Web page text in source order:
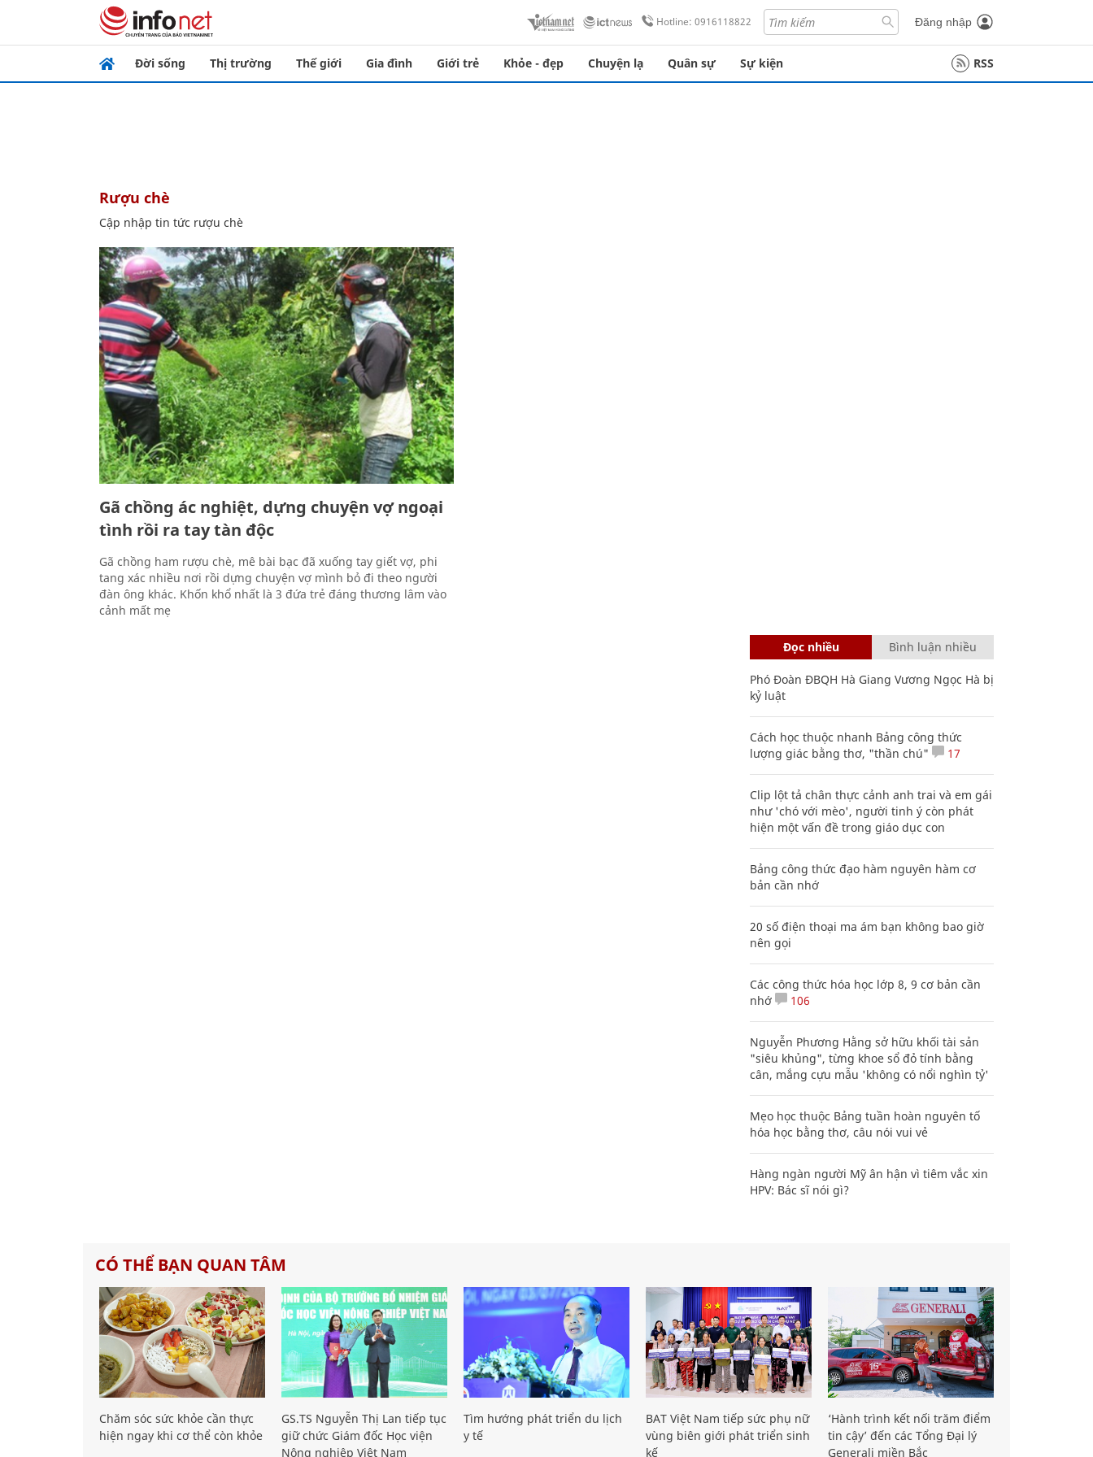
Hotline: 0916118822 Đăng nhập
Đời sống Thị trường Thế giới Gia đình Giới trẻ Khỏe - đẹp Chuyện lạ Quân sự Sự kiện RSS
rượu chè
Cập nhập tin tức rượu chè
Gã chồng ác nghiệt, dựng chuyện vợ ngoại
tình rồi ra tay tàn độc
Gã chồng ham rượu chè, mê bài bạc đã xuống tay giết vợ, phi
tang xác nhiều nơi rồi dựng chuyện vợ mình bỏ đi theo người
đàn ông khác. Khốn khổ nhất là 3 đứa trẻ đáng thương lâm vào
cảnh mất mẹ
Đọc nhiều Bình luận nhiều
Phó Đoàn ĐBQH Hà Giang Vương Ngọc Hà bị
kỷ luật
Cách học thuộc nhanh Bảng công thức
lượng giác bằng thơ, "thần chú"
17
Clip lột tả chân thực cảnh anh trai và em gái
như 'chó với mèo', người tinh ý còn phát
hiện một vấn đề trong giáo dục con
Bảng công thức đạo hàm nguyên hàm cơ
bản cần nhớ
20 số điện thoại ma ám bạn không bao giờ
nên gọi
Các công thức hóa học lớp 8, 9 cơ bản cần
nhớ
106
Nguyễn Phương Hằng sở hữu khối tài sản
"siêu khủng", từng khoe sổ đỏ tính bằng
cân, mắng cựu mẫu 'không có nổi nghìn tỷ'
Mẹo học thuộc Bảng tuần hoàn nguyên tố
hóa học bằng thơ, câu nói vui vẻ
Hàng ngàn người Mỹ ân hận vì tiêm vắc xin
HPV: Bác sĩ nói gì?
CÓ THỂ BẠN QUAN TÂM
Chăm sóc sức khỏe cần thực
hiện ngay khi cơ thể còn khỏe
GS.TS Nguyễn Thị Lan tiếp tục
giữ chức Giám đốc Học viện
Nông nghiệp Việt Nam
Tìm hướng phát triển du lịch
y tế
BAT Việt Nam tiếp sức phụ nữ
vùng biên giới phát triển sinh
kế
‘Hành trình kết nối trăm điểm
tin cậy’ đến các Tổng Đại lý
Generali miền Bắc